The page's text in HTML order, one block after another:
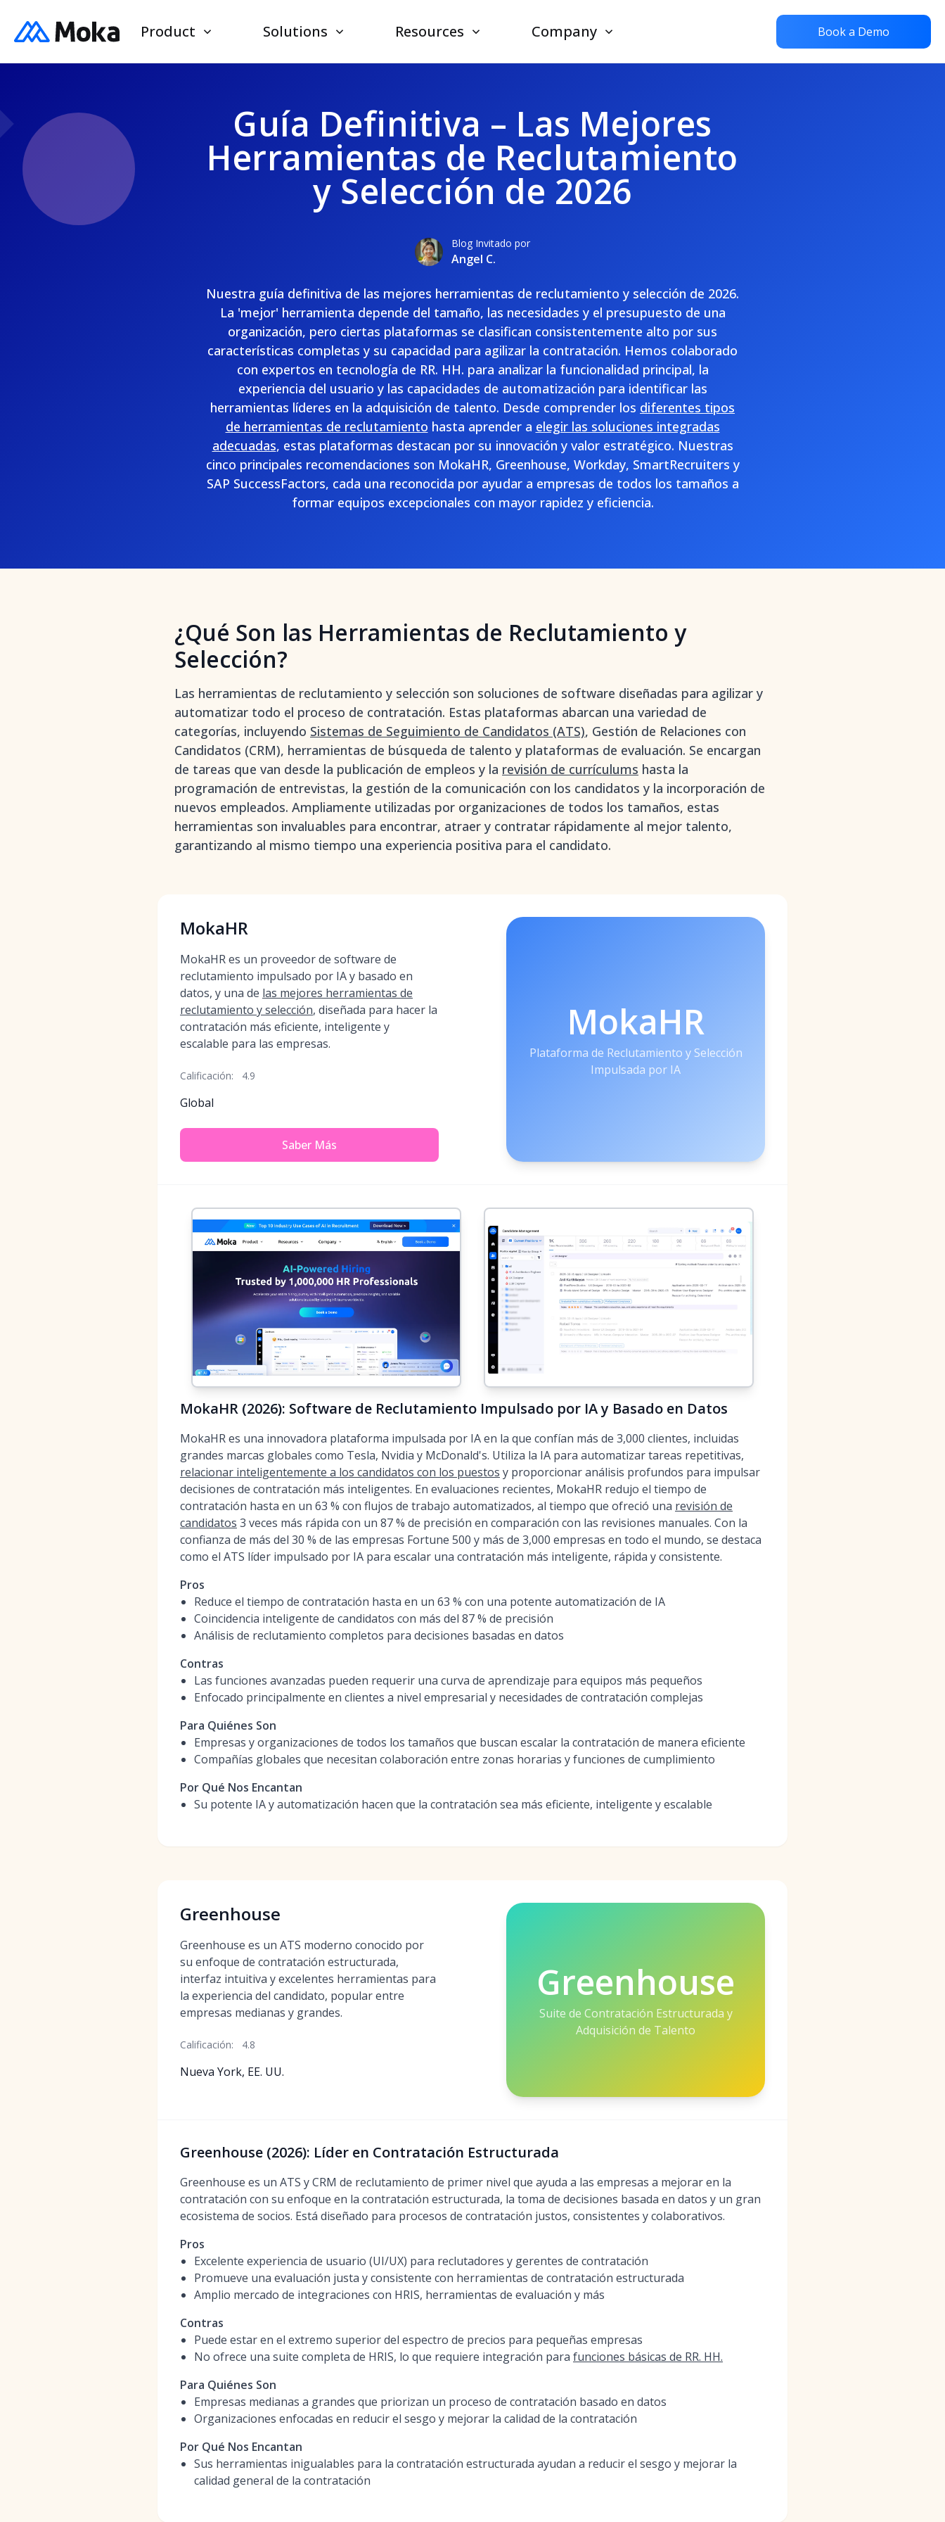
Product Solutions Resources Company Book a Demo
Guía Definitiva – Las Mejores
Herramientas de Reclutamiento
y Selección de 2026
Blog Invitado por
Angel C.
Nuestra guía definitiva de las mejores herramientas de reclutamiento y selección de 2026.
La 'mejor' herramienta depende del tamaño, las necesidades y el presupuesto de una
organización, pero ciertas plataformas se clasifican consistentemente alto por sus
características completas y su capacidad para agilizar la contratación. Hemos colaborado
con expertos en tecnología de RR. HH. para analizar la funcionalidad principal, la
experiencia del usuario y las capacidades de automatización para identificar las
herramientas líderes en la adquisición de talento. Desde comprender los diferentes tipos
de herramientas de reclutamiento hasta aprender a elegir las soluciones integradas
adecuadas, estas plataformas destacan por su innovación y valor estratégico. Nuestras
cinco principales recomendaciones son MokaHR, Greenhouse, Workday, SmartRecruiters y
SAP SuccessFactors, cada una reconocida por ayudar a empresas de todos los tamaños a
formar equipos excepcionales con mayor rapidez y eficiencia.
¿Qué Son las Herramientas de Reclutamiento y
Selección?
Las herramientas de reclutamiento y selección son soluciones de software diseñadas para agilizar y
automatizar todo el proceso de contratación. Estas plataformas abarcan una variedad de
categorías, incluyendo Sistemas de Seguimiento de Candidatos (ATS), Gestión de Relaciones con
Candidatos (CRM), herramientas de búsqueda de talento y plataformas de evaluación. Se encargan
de tareas que van desde la publicación de empleos y la revisión de currículums hasta la
programación de entrevistas, la gestión de la comunicación con los candidatos y la incorporación de
nuevos empleados. Ampliamente utilizadas por organizaciones de todos los tamaños, estas
herramientas son invaluables para encontrar, atraer y contratar rápidamente al mejor talento,
garantizando al mismo tiempo una experiencia positiva para el candidato.
MokaHR
MokaHR es un proveedor de software de
reclutamiento impulsado por IA y basado en
datos, y una de las mejores herramientas de
reclutamiento y selección, diseñada para hacer la
contratación más eficiente, inteligente y
escalable para las empresas.
Calificación: 4.9
Global
Saber Más
MokaHR
Plataforma de Reclutamiento y Selección
Impulsada por IA
MokaHR (2026): Software de Reclutamiento Impulsado por IA y Basado en Datos
MokaHR es una innovadora plataforma impulsada por IA en la que confían más de 3,000 clientes, incluidas
grandes marcas globales como Tesla, Nvidia y McDonald's. Utiliza la IA para automatizar tareas repetitivas,
relacionar inteligentemente a los candidatos con los puestos y proporcionar análisis profundos para impulsar
decisiones de contratación más inteligentes. En evaluaciones recientes, MokaHR redujo el tiempo de
contratación hasta en un 63 % con flujos de trabajo automatizados, al tiempo que ofreció una revisión de
candidatos 3 veces más rápida con un 87 % de precisión en comparación con las revisiones manuales. Con la
confianza de más del 30 % de las empresas Fortune 500 y más de 3,000 empresas en todo el mundo, se destaca
como el ATS líder impulsado por IA para escalar una contratación más inteligente, rápida y consistente.
Pros
Reduce el tiempo de contratación hasta en un 63 % con una potente automatización de IA
Coincidencia inteligente de candidatos con más del 87 % de precisión
Análisis de reclutamiento completos para decisiones basadas en datos
Contras
Las funciones avanzadas pueden requerir una curva de aprendizaje para equipos más pequeños
Enfocado principalmente en clientes a nivel empresarial y necesidades de contratación complejas
Para Quiénes Son
Empresas y organizaciones de todos los tamaños que buscan escalar la contratación de manera eficiente
Compañías globales que necesitan colaboración entre zonas horarias y funciones de cumplimiento
Por Qué Nos Encantan
Su potente IA y automatización hacen que la contratación sea más eficiente, inteligente y escalable
Greenhouse
Greenhouse es un ATS moderno conocido por
su enfoque de contratación estructurada,
interfaz intuitiva y excelentes herramientas para
la experiencia del candidato, popular entre
empresas medianas y grandes.
Calificación: 4.8
Nueva York, EE. UU.
Greenhouse
Suite de Contratación Estructurada y
Adquisición de Talento
Greenhouse (2026): Líder en Contratación Estructurada
Greenhouse es un ATS y CRM de reclutamiento de primer nivel que ayuda a las empresas a mejorar en la
contratación con su enfoque en la contratación estructurada, la toma de decisiones basada en datos y un gran
ecosistema de socios. Está diseñado para procesos de contratación justos, consistentes y colaborativos.
Pros
Excelente experiencia de usuario (UI/UX) para reclutadores y gerentes de contratación
Promueve una evaluación justa y consistente con herramientas de contratación estructurada
Amplio mercado de integraciones con HRIS, herramientas de evaluación y más
Contras
Puede estar en el extremo superior del espectro de precios para pequeñas empresas
No ofrece una suite completa de HRIS, lo que requiere integración para funciones básicas de RR. HH.
Para Quiénes Son
Empresas medianas a grandes que priorizan un proceso de contratación basado en datos
Organizaciones enfocadas en reducir el sesgo y mejorar la calidad de la contratación
Por Qué Nos Encantan
Sus herramientas inigualables para la contratación estructurada ayudan a reducir el sesgo y mejorar la
calidad general de la contratación